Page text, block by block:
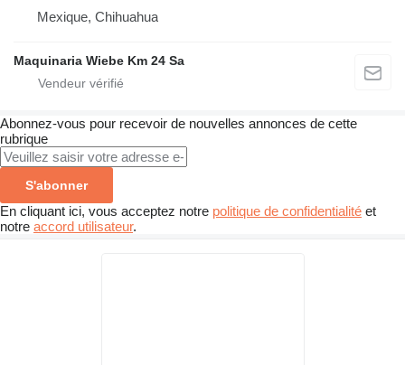
Mexique, Chihuahua
Maquinaria Wiebe Km 24 Sa
Abonnez-vous pour recevoir de nouvelles annonces de cette
rubrique
S'abonner
En cliquant ici, vous acceptez notre politique de confidentialité et
notre accord utilisateur.